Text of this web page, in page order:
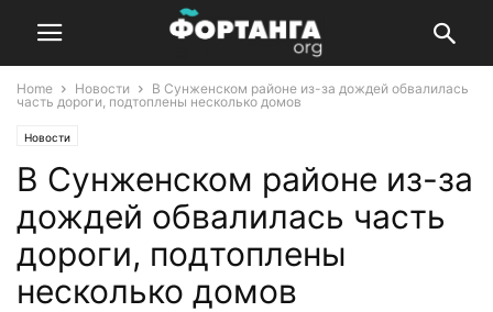
Home Новости
В Сунженском районе из-за дождей обвалилась
часть дороги, подтоплены несколько домов
Новости
В Сунженском районе из-за
дождей обвалилась часть
дороги, подтоплены
несколько домов